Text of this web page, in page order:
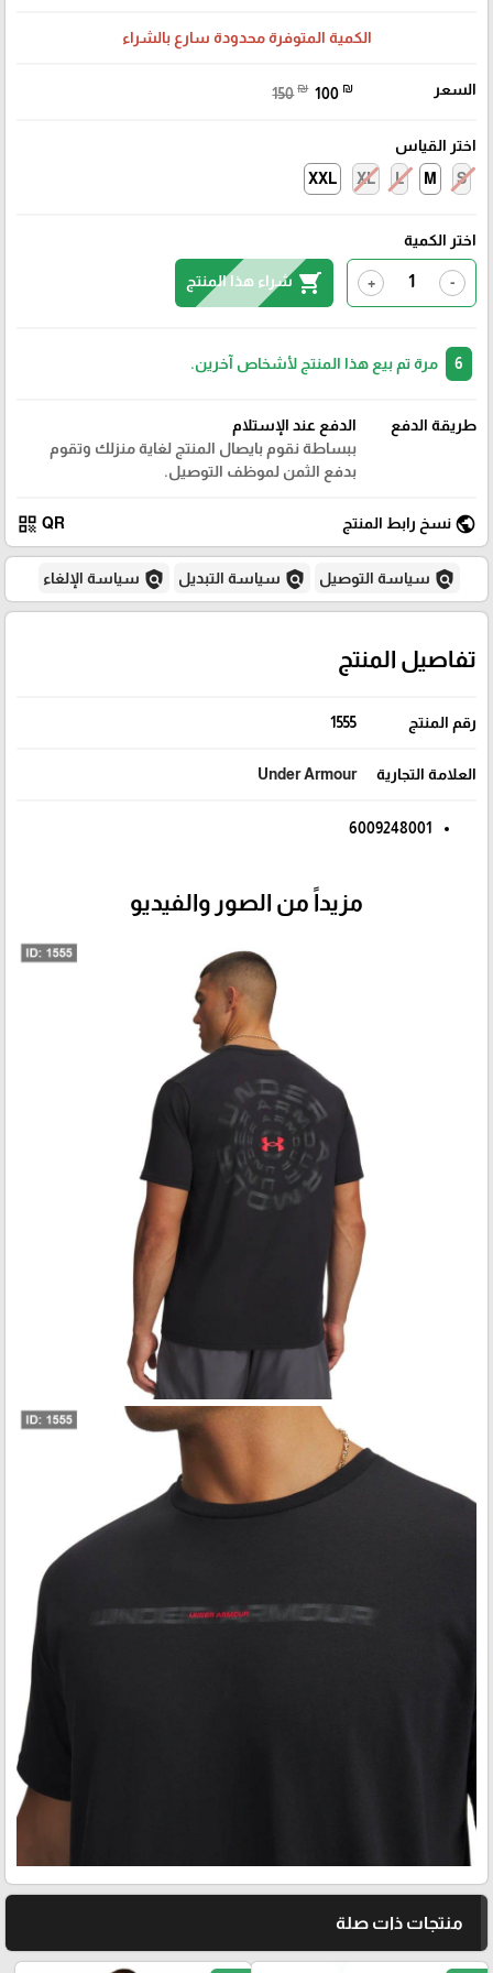
الكمية المتوفرة محدودة سارع بالشراء
السعر 150 ₪ 100 ₪
اختر القياس
S
M
L
XL
XXL
اختر الكمية
-
+
shopping_cart شراء هذا المنتج
مرة تم بيع هذا المنتج لأشخاص آخرين.
طريقة الدفع
الدفع عند الإستلام
ببساطة نقوم بايصال المنتج لغاية منزلك وتقوم
بدفع الثمن لموظف التوصيل.
public نسخ رابط المنتج QR
qr_code
policy سياسة التوصيل policy سياسة التبديل policy سياسة الإلغاء
تفاصيل المنتج
رقم المنتج 1555
العلامة التجارية Under Armour
6009248001
مزيداً من الصور والفيديو
منتجات ذات صلة